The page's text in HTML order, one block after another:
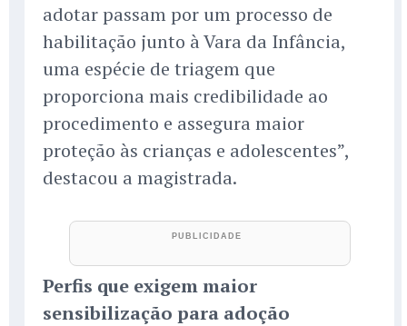
adotar passam por um processo de
habilitação junto à Vara da Infância,
uma espécie de triagem que
proporciona mais credibilidade ao
procedimento e assegura maior
proteção às crianças e adolescentes”,
destacou a magistrada.
Perfis que exigem maior
sensibilização para adoção